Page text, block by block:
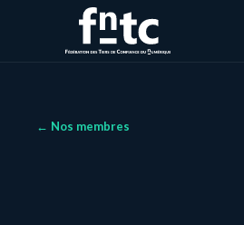
← Nos membres